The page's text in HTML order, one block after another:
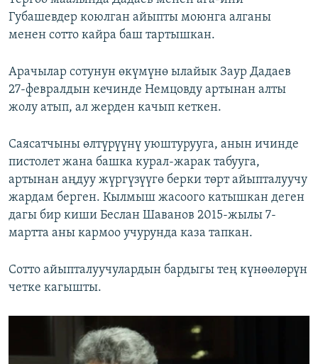
Губашевдер коюлган айыпты моюнга алганы
менен сотто кайра баш тартышкан.
Арачылар сотунун өкүмүнө ылайык Заур Дадаев
27-февралдын кечинде Немцовду артынан алты
жолу атып, ал жерден качып кеткен.
Саясатчыны өлтүрүүнү уюштурууга, анын ичинде
пистолет жана башка курал-жарак табууга,
артынан аңдуу жүргүзүүгө берки төрт айыпталуучу
жардам берген. Кылмыш жасоого катышкан деген
дагы бир киши Беслан Шаванов 2015-жылы 7-
мартта аны кармоо учурунда каза тапкан.
Сотто айыпталуучулардын бардыгы тең күнөөлөрүн
четке кагышты.